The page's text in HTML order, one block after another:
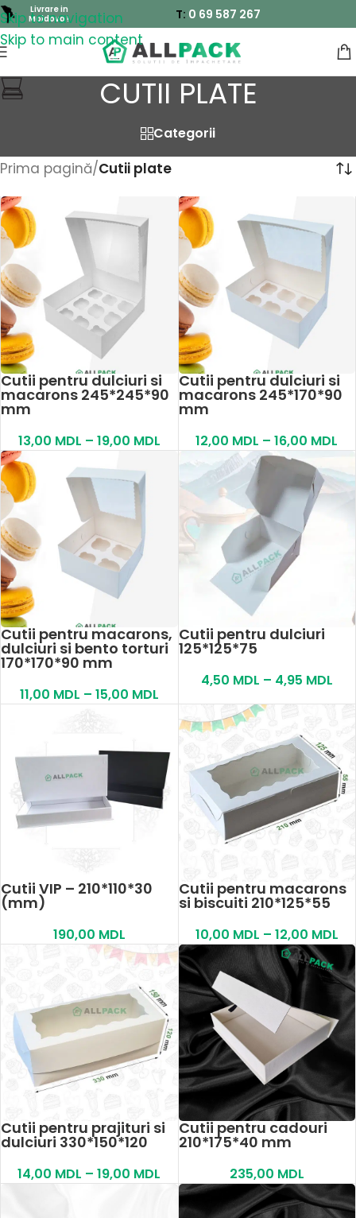
Skip to navigation
Skip to main content
Livrare in
Moldova !
T: 0 69 587 267
CUTII PLATE
Categorii
Prima pagină/Cutii plate
Cutii pentru dulciuri si
macarons 245*245*90
mm
13,00 MDL – 19,00 MDL
Cutii pentru dulciuri si
macarons 245*170*90
mm
12,00 MDL – 16,00 MDL
Cutii pentru macarons,
dulciuri si bento torturi
170*170*90 mm
11,00 MDL – 15,00 MDL
Cutii pentru dulciuri
125*125*75
4,50 MDL – 4,95 MDL
Cutii VIP – 210*110*30
(mm)
190,00 MDL
Cutii pentru macarons
si biscuiti 210*125*55
10,00 MDL – 12,00 MDL
Cutii pentru prajituri si
dulciuri 330*150*120
14,00 MDL – 19,00 MDL
Cutii pentru cadouri
210*175*40 mm
235,00 MDL